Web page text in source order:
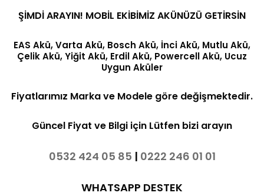
ŞİMDİ ARAYIN! MOBİL EKİBİMİZ AKÜNÜZÜ GETİRSİN
EAS Akü, Varta Akü, Bosch Akü, İnci Akü, Mutlu Akü,
Çelik Akü, Yiğit Akü, Erdil Akü, Powercell Akü, Ucuz
Uygun Aküler
Fiyatlarımız Marka ve Modele göre değişmektedir.
Güncel Fiyat ve Bilgi için Lütfen bizi arayın
0532 424 05 85 | 0222 246 01 01
WHATSAPP DESTEK